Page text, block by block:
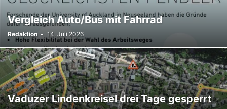
ÜSERE WORZLA - HISTORISCHES VEREINE
Vergleich Auto/Bus mit Fahrrad
Redaktion - 14. Juli 2026
Vaduzer Lindenkreisel drei Tage gesperrt